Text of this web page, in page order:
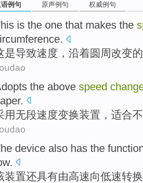
例句 原声例句 权威例句
is the one that makes the
.
是导致速度 ， 沿着圆周改变
the above speed
.
用 无段速度变换装置 ， 适合
device also has the
装置还具有由高速向低速转换